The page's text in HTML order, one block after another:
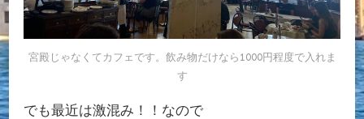
宮殿じゃなくてカフェです。飲み物だけなら1000円程度で入れま
す
でも最近は激混み！！なので